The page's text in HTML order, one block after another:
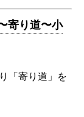
寄り道〜小
「寄り道」を